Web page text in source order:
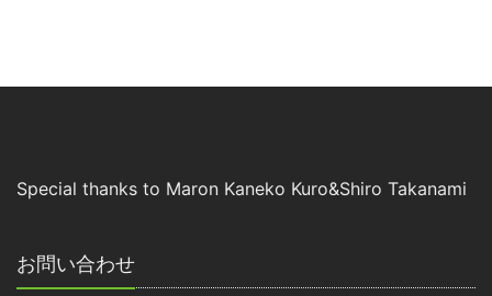
Special thanks to Maron Kaneko Kuro&Shiro Takanami
お問い合わせ